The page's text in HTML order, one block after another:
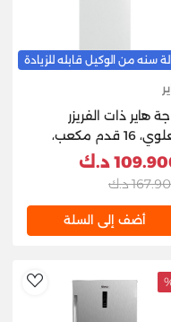
سنه من الوكيل قابله للزيادة
هاير ذات الفريزر
العلوي، 16 قدم مكعب،
- أبيض
د.ك
د.ك
أضف إلى السلة